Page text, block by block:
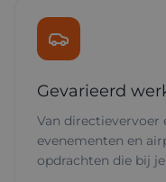
Gevarieerd
Van
evenementen en
opdrachten die bij je